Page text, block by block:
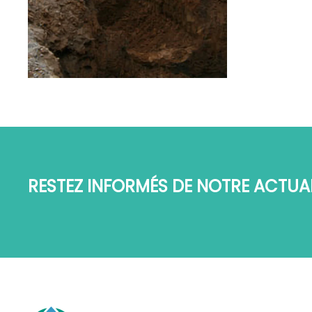
RESTEZ INFORMÉS DE NOTRE